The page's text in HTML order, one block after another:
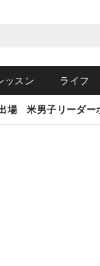
ッスン ライフ
場 米男子リーダー